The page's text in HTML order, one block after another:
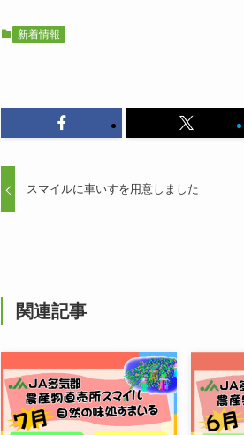
新着情報
スマイルに車いすを用意しました
関連記事